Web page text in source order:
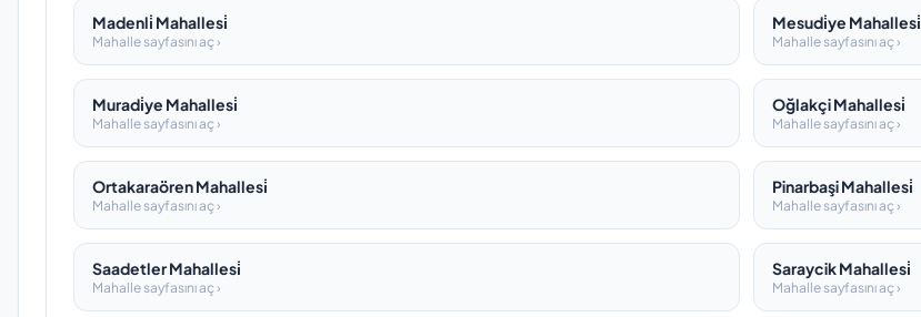
Madenli̇ Mahallesi̇
Mahalle sayfasını aç ›
Mesudi̇ye Mahallesi̇
Mahalle sayfasını aç ›
Muradi̇ye Mahallesi̇
Mahalle sayfasını aç ›
Oğlakçi Mahallesi̇
Mahalle sayfasını aç ›
Ortakaraören Mahallesi̇
Mahalle sayfasını aç ›
Pinarbaşi Mahallesi̇
Mahalle sayfasını aç ›
Saadetler Mahallesi̇
Mahalle sayfasını aç ›
Saraycik Mahallesi̇
Mahalle sayfasını aç ›